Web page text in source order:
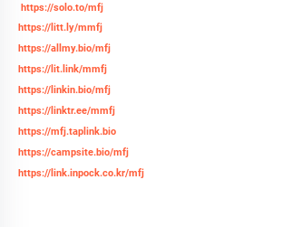
https://solo.to/mfj
https://litt.ly/mmfj
https://allmy.bio/mfj
https://lit.link/mmfj
https://linkin.bio/mfj
https://linktr.ee/mmfj
https://mfj.taplink.bio
https://campsite.bio/mfj
https://link.inpock.co.kr/mfj